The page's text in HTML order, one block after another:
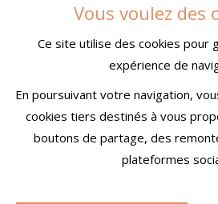
DEVENEZ
COMMUNIQUEZ UN
CONDITIONS GÉNÉRALES
MENTIONS
Vous voulez des
Ce site utilise des cookies pour
expérience de
En poursuivant votre navigation,
cookies tiers destinés à vous
boutons de partage, des
plateformes